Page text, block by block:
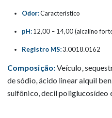
Odor:Característico
pH:12,00 – 14,00 (alcalino
Registro MS:3.0018.0162
Composição:Veículo,
de sódio, ácido linear alquil
sulfônico, decil poliglucosídeo